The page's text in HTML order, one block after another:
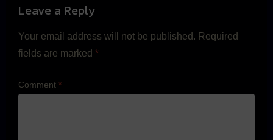
Leave a Reply
Your email address will not be published. Required
fields are marked *
Comment *